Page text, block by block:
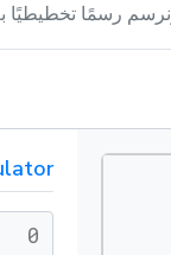
رسمًا تخطيطيًا